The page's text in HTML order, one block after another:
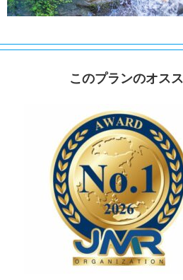
このプランのオス